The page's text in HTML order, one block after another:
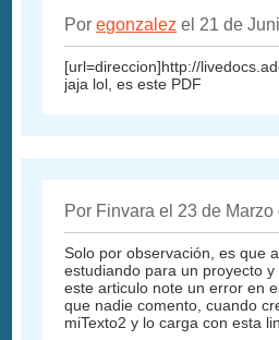
Poregonzalez el 21 de
[url=direccion]http://
jaja lol, es este PDF
Por Finvara el 23 de Marzo
Solo por observación, es que
estudiando para un proyecto y
este articulo note un error en
que nadie comento, cuando
miTexto2 y lo carga con esta